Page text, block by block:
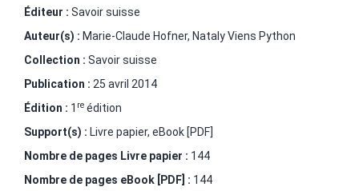
Éditeur : Savoir suisse
Auteur(s) : Marie-Claude Hofner, Nataly Viens Python
Collection : Savoir suisse
Publication : 25 avril 2014
Édition : 1 re édition
Support(s) : Livre papier, eBook [PDF]
Nombre de pages Livre papier : 144
Nombre de pages eBook [PDF] : 144